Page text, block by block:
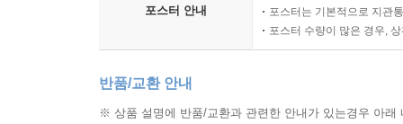
포스터 안내
포스터는 기본적으로 지관
포스터 수량이 많은 경우,
반품/교환 안내
※ 상품 설명에 반품/교환과 관련한 안내가 있는경우 아